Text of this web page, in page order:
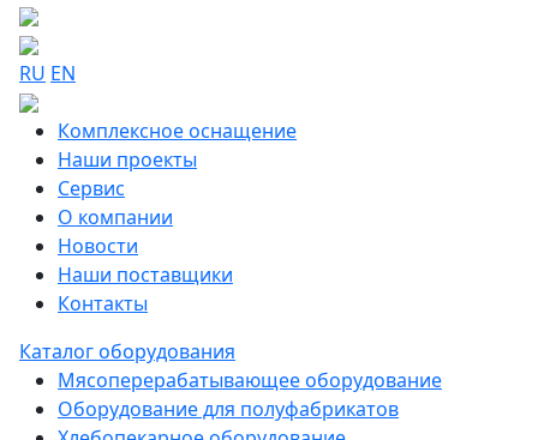
RU EN
Комплексное оснащение
Наши проекты
Сервис
О компании
Новости
Наши поставщики
Контакты
Каталог оборудования
Мясоперерабатывающее оборудование
Оборудование для полуфабрикатов